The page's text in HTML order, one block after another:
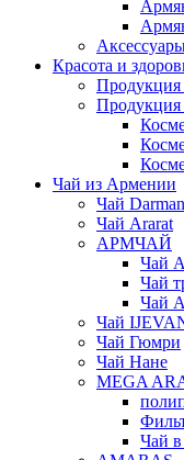
Красота и
Чай из Армении
Чай Darman
Чай Ararat
АРМЧАЙ
Чай
Чай
Чай
Чай
Чай Гюмри
Чай Нане
MEGA
Чай в